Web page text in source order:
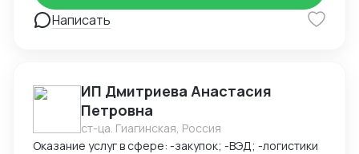
Написать
ИП Дмитриева Анастасия
Петровна
ст-ца. Гиагинская, Россия
Оказание услуг в сфере: -закупок; -ВЭД; -логистики